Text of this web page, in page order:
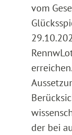
vom
der bei